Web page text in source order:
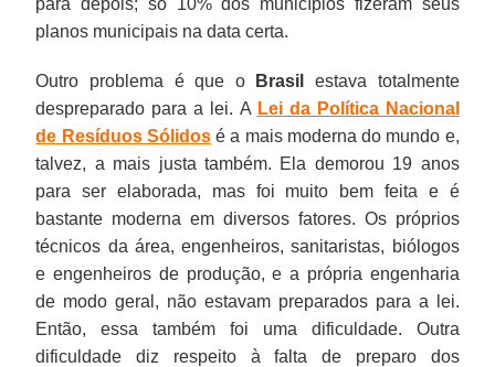
planos municipais na data certa.
Outro problema é que o Brasil
estava totalmente
despreparado para a lei. A Lei da Política Nacional
de Resíduos Sólidosé a mais moderna do mundo e,
talvez, a mais justa também. Ela demorou 19 anos
para ser elaborada, mas foi muito bem feita e é
bastante moderna em diversos fatores. Os próprios
técnicos da área, engenheiros, sanitaristas, biólogos
e engenheiros de produção, e a própria engenharia
de modo geral, não estavam preparados para a lei.
Então, essa também foi uma dificuldade. Outra
dificuldade diz respeito à falta de preparo dos